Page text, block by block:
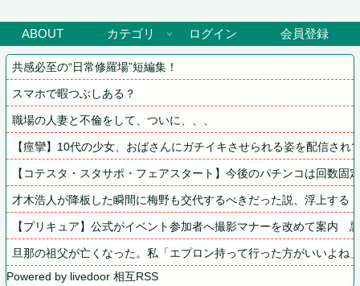
ABOUT カテゴリ ログイン 会員登録
共感必至の“日常修羅場”短編集！
スマホで暇つぶしある？
職場の人妻と不倫をして、ついに、、、
【痙攣】10代の少女、おばさんにガチイキさせられる姿を配信され
【コテスタ・スタサポ・フェアスタート】今後のパチンコは回数
才木浩人が降板した瞬間に梅野も交代するべきだった説、浮上する
【プリキュア】公式がイベント参加者へ撮影マナーを改めて案内
旦那の祖父が亡くなった。私「エプロン持って行った方がいいよ
Powered by livedoor 相互RSS